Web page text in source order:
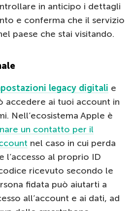
in anticipo i dettagli
e conferma che il servizio
paese che stai visitando.
legacy digitali e
accedere ai tuoi account in
Nell’ecosistema Apple è
un contatto per il
nel caso in cui perda
l’accesso al proprio ID
ricevuto secondo le
fidata può aiutarti a
all’account e ai dati, ad